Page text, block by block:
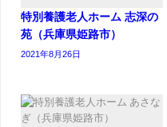
特別養護老人ホーム 志深の
苑（兵庫県姫路市）
2021年8月26日